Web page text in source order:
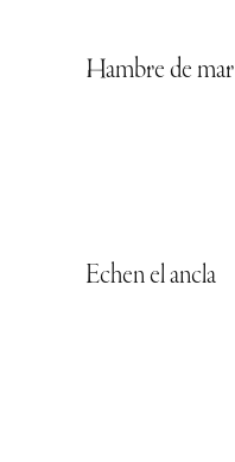
Hambre de mar
Echen el ancla